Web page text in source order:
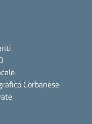
Corbanese